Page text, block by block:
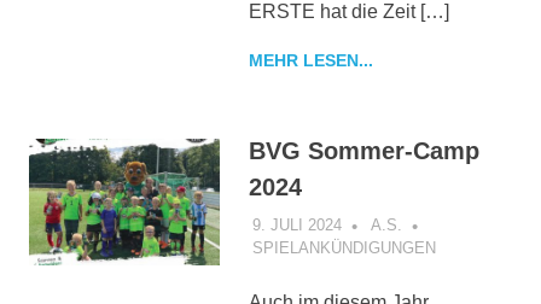
ERSTE hat die Zeit […]
MEHR LESEN...
BVG Sommer-Camp
2024
9. JULI 2024
A.S.
SPIELANKÜNDIGUNGEN